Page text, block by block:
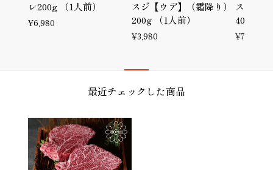
レ200g （1人前）
¥6,980
スジ【ウデ】（霜降り）
200g （1人前）
¥3,980
スジ【
400g （
¥7,780
最近チェックした商品